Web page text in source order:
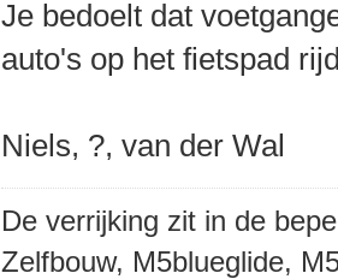
Je bedoelt dat
auto's op het fietspad
Niels, ?, van der Wal
De verrijking zit in de
Zelfbouw, M5blueglide,